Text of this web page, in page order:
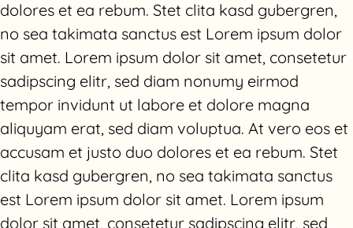
Yoga
Therapie
Ausbildung
Preise
Über uns
dolores et ea rebum. Stet clita kasd gubergren,
no sea takimata sanctus est Lorem ipsum dolor
sit amet. Lorem ipsum dolor sit amet, consetetur
sadipscing elitr, sed diam nonumy eirmod
tempor invidunt ut labore et dolore magna
aliquyam erat, sed diam voluptua. At vero eos et
accusam et justo duo dolores et ea rebum. Stet
clita kasd gubergren, no sea takimata sanctus
est Lorem ipsum dolor sit amet. Lorem ipsum
dolor sit amet, consetetur sadipscing elitr, sed